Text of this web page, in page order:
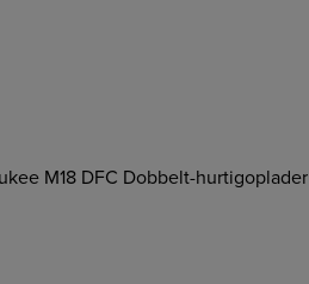
M18 DFC Dobbelt-hurtigoplader